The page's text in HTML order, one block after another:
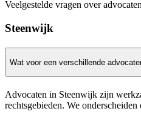
Veelgestelde vragen over
Steenwijk
Wat voor een verschillende
Advocaten in Steenwijk zijn
rechtsgebieden. We